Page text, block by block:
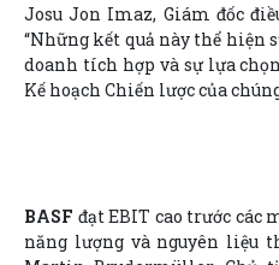
Josu Jon Imaz, Giám đốc
“Những kết quả này thể
doanh tích hợp và sự lựa
Kế hoạch Chiến lược của
BASF đạt EBIT cao trước các
năng lượng và nguyên liệu